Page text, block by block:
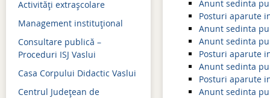
Admitere 2018
Bacalaureat 2018
Evaluare naţională 2018
Simulări examene
Activităţi extraşcolare
Management instituţional
Consultare publică –
Proceduri ISJ Vaslui
Casa Corpului Didactic Vaslui
Centrul Judeţean de
Anunt sedinta
Posturi aparute
Anunt sedinta
Anunt sedinta
Posturi aparute
Anunt sedinta
Posturi aparute
Anunt sedinta